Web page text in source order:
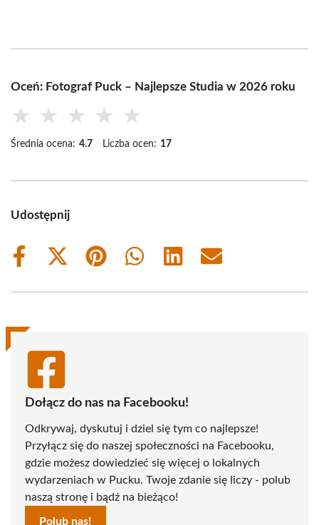
Oceń: Fotograf Puck – Najlepsze Studia w 2026 roku
★ ★ ★ ★ ★
Średnia ocena: 4.7 Liczba ocen: 17
Udostępnij
Share
Share
(Twitter)
Share
Share
Share
Share
Dołącz do nas na Facebooku!
Odkrywaj, dyskutuj i dziel się tym co najlepsze!
Przyłącz się do naszej społeczności na Facebooku,
gdzie możesz dowiedzieć się więcej o lokalnych
wydarzeniach w Pucku. Twoje zdanie się liczy - polub
naszą stronę i bądź na bieżąco!
Polub nas!